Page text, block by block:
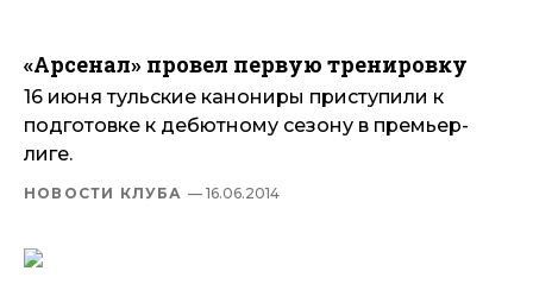
«Арсенал» провел первую тренировку
16 июня тульские канониры приступили к
подготовке к дебютному сезону в премьер-
лиге.
НОВОСТИ КЛУБА — 16.06.2014